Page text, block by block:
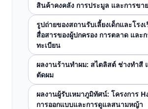
สินค้าคงคลัง การประมูล และการขา
รูปถ่ายของสถานรับเลี้ยงเด็กและโรง
สื่อสารของผู้ปกครอง การตลาด และ
ทะเบียน
ผลงานร้านทำผม: สไตลิสต์ ช่างทำสี
ตัดผม
ผลงานผู้รับเหมาภูมิทัศน์: โครงการ
การออกแบบและการดูแลสนามหญ้า